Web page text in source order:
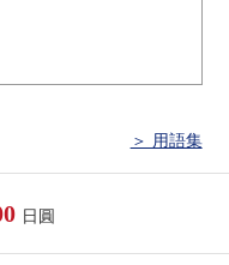
＞ 用語集
日圓